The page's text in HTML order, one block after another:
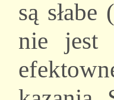
są
nie jest